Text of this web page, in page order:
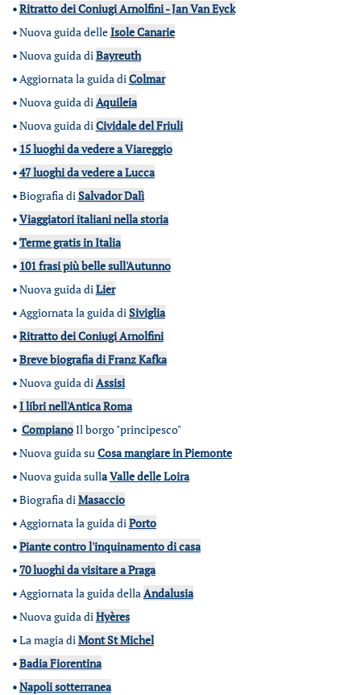
•Ritratto dei Coniugi Arnolfini - Jan Van Eyck
•Nuova guida delleIsole Canarie
•Nuova guida diBayreuth
•Aggiornata la guida diColmar
•Nuova guida diAquileia
•Nuova guida diCividale del Friuli
• 15 luoghi da vedere a Viareggio
•47 luoghi da vedere a Lucca
•Biografia diSalvador Dalì
•Viaggiatori italiani nella storia
•Terme gratis in Italia
• 101 frasi più belle sull'Autunno
•Nuova guida diLier
•Aggiornata la guida diSiviglia
•Ritratto dei Coniugi Arnolfini
•Breve biografia di Franz Kafka
•Nuova guida diAssisi
•I libri nell'Antica Roma
• CompianoIl borgo "principesco"
•Nuova guida suCosa mangiare in Piemonte
•Nuova guida sullaValle delle Loira
•Biografia diMasaccio
•Aggiornata la guida diPorto
•Piante contro l'inquinamento di casa
• 70 luoghi da visitare a Praga
•Aggiornata la guida dellaAndalusia
•Nuova guida diHyères
•La magia diMont St Michel
•Badia Fiorentina
•Napoli sotterranea